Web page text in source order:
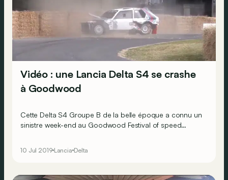
Vidéo : une Lancia Delta S4 se crashe
à Goodwood
Cette Delta S4 Groupe B de la belle époque a connu un
sinistre week-end au Goodwood Festival of speed…
10 Jul 2019 Lancia Delta